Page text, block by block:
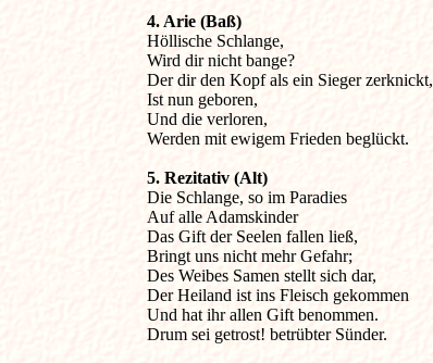
4. Arie (Baß)
Höllische Schlange,
Wird dir nicht bange?
Der dir den Kopf als ein Sieger zerknickt,
Ist nun geboren,
Und die verloren,
Werden mit ewigem Frieden beglückt.
5. Rezitativ (Alt)
Die Schlange, so im Paradies
Auf alle Adamskinder
Das Gift der Seelen fallen ließ,
Bringt uns nicht mehr Gefahr;
Des Weibes Samen stellt sich dar,
Der Heiland ist ins Fleisch gekommen
Und hat ihr allen Gift benommen.
Drum sei getrost! betrübter Sünder.